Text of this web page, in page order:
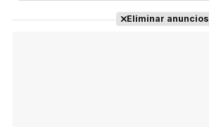
Eliminar anuncios